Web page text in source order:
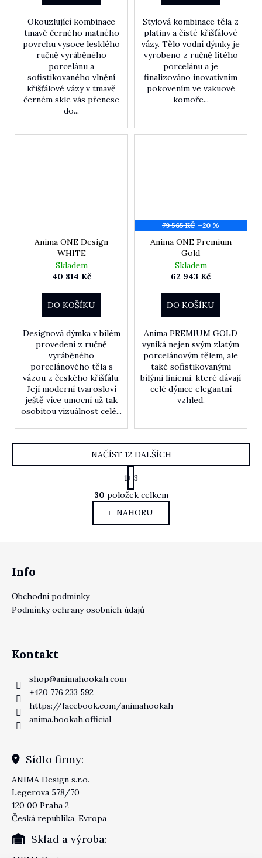
Okouzlující kombinace
tmavě černého matného
povrchu vysoce lesklého
ručně vyráběného
porcelánu a
sofistikovaného vlnění
křišťálové vázy v tmavě
černém skle vás přenese
do...
Stylová kombinace těla z
platiny a čisté křišťálové
vázy. Tělo vodní dýmky je
vyrobeno z ručně litého
porcelánu a je
finalizováno inovativním
pokovením ve vakuové
komoře...
Anima ONE Design
WHITE
Skladem
40 814 Kč
DO KOŠÍKU
Designová dýmka v bílém
provedení z ručně
vyráběného
porcelánového těla s
vázou z českého křišťálu.
Její moderní tvarosloví
ještě více umocní už tak
osobitou vizuálnost celé...
79 565 KČ –20 %
Anima ONE Premium
Gold
Skladem
62 943 Kč
DO KOŠÍKU
Anima PREMIUM GOLD
vyniká nejen svým zlatým
porcelánovým tělem, ale
také sofistikovanými
bílými liniemi, které dávají
celé dýmce elegantní
vzhled.
Ovládací prvky
NAČÍST 12 DALŠÍCH
Stránkování
1
3
30 položek celkem
NAHORU
Zápatí
Info
Obchodní podmínky
Podmínky ochrany osobních údajů
Kontakt
shop@animahookah.com
+420 776 233 592
https://facebook.com/animahookah
anima.hookah.official
Sídlo firmy:
ANIMA Design s.r.o.
Legerova 578/70
120 00 Praha 2
Česká republika, Evropa
Sklad a výroba: